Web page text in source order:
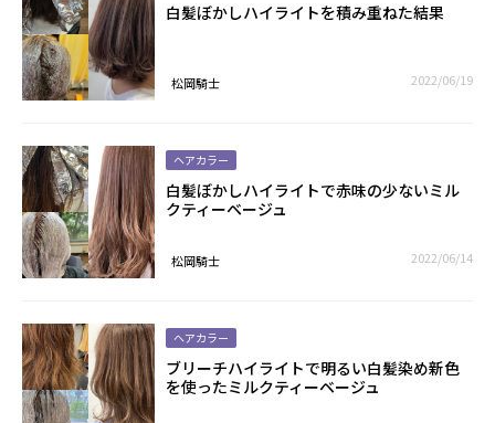
白髪ぼかしハイライトを積み重ねた結果
松岡騎士 2022/06/19
ヘアカラー
白髪ぼかしハイライトで赤味の少ないミル
クティーベージュ
松岡騎士 2022/06/14
ヘアカラー
ブリーチハイライトで明るい白髪染め新色
を使ったミルクティーベージュ